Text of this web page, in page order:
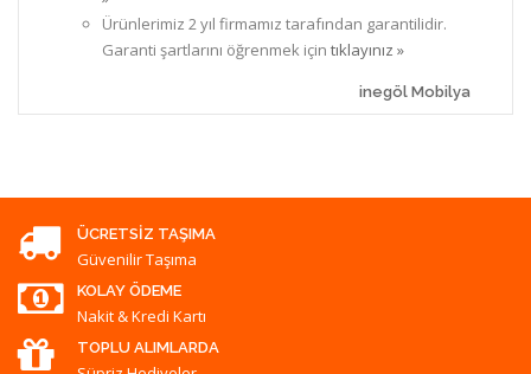
Ürünlerimiz 2 yıl firmamız tarafından garantilidir.
Garanti şartlarını öğrenmek için tıklayınız »
inegöl Mobilya
ÜCRETSIZ TAŞIMA
Güvenilir Taşıma
KOLAY ÖDEME
Nakit & Kredi Kartı
TOPLU ALIMLARDA